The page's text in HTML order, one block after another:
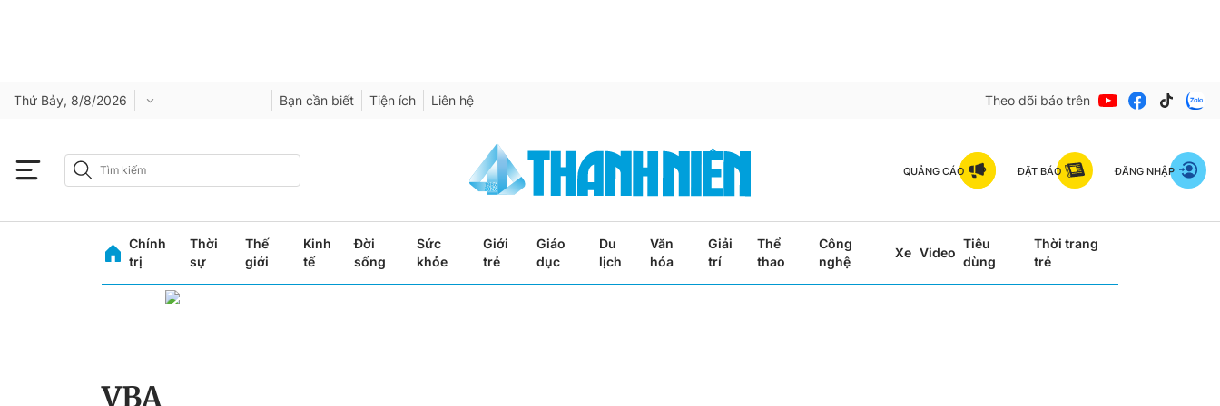
Thứ Bảy, 8/8/2026 Bạn cần biết Tiện ích Liên hệ Theo dõi báo trên
QUẢNG CÁO ĐẶT BÁO ĐĂNG NHẬP
Chính
trị
Thời
sự
Thế
giới
Kinh
tế
Đời
sống
Sức
khỏe
Giới
trẻ
Giáo
dục
Du
lịch
Văn
hóa
Giải
trí
Thể
thao
Công
nghệ
Xe Video
Tiêu
dùng
Thời trang
trẻ
VBA